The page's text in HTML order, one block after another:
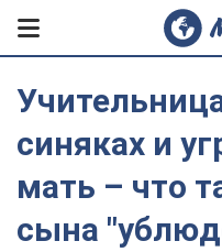
синяках и
мать – что
сына